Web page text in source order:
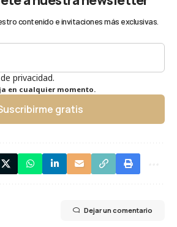
contenido e invitaciones más exclusivas.
privacidad.
en cualquier momento.
gratis
Dejar un comentario